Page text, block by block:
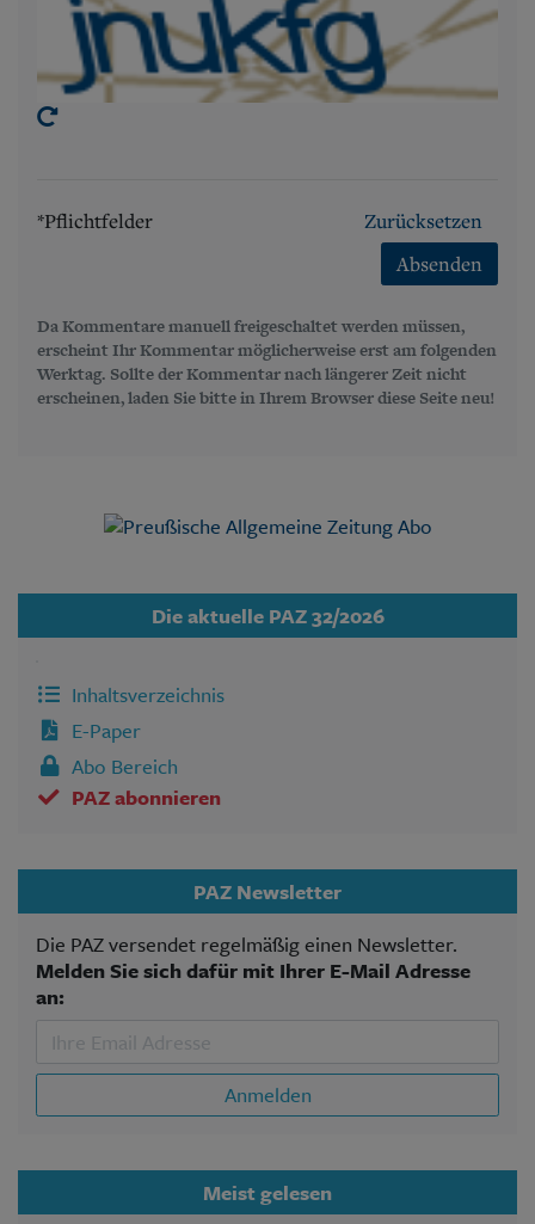
*Pflichtfelder
Zurücksetzen
Absenden
Da Kommentare manuell freigeschaltet werden müssen,
erscheint Ihr Kommentar möglicherweise erst am folgenden
Werktag. Sollte der Kommentar nach längerer Zeit nicht
erscheinen, laden Sie bitte in Ihrem Browser diese Seite neu!
Die aktuelle PAZ 32/2026
Inhaltsverzeichnis
E-Paper
Abo Bereich
PAZ abonnieren
PAZ Newsletter
Die PAZ versendet regelmäßig einen Newsletter.
Melden Sie sich dafür mit Ihrer E-Mail Adresse
an:
Anmelden
Meist gelesen